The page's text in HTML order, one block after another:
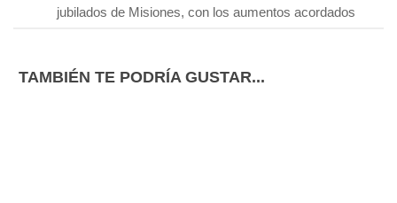
jubilados de Misiones, con los aumentos acordados
TAMBIÉN TE PODRÍA GUSTAR...